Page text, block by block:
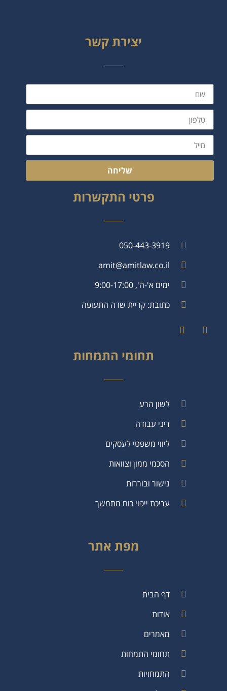
יצירת קשר
שליחה
פרטי התקשרות
050-443-3919
amit@amitlaw.co.il
ימים א'-ה', 9:00-17:00
כתובת: קריית שדה התעופה
תחומי התמחות
לשון הרע
דיני עבודה
ליווי משפטי לעסקים
הסכמי ממון וצוואות
גישור ובוררות
עריכת ייפוי כוח מתמשך
מפת אתר
דף הבית
אודות
מאמרים
תחומי התמחות
התמחויות